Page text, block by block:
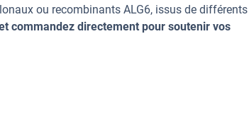
ou recombinants ALG6, issus de différents
commandez directement pour soutenir vos